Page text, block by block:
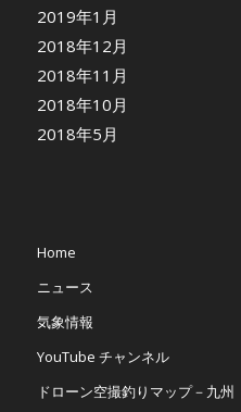
2019年1月
2018年12月
2018年11月
2018年10月
2018年5月
Home
ニュース
気象情報
YouTube チャンネル
ドローン空撮釣りマップ－九州